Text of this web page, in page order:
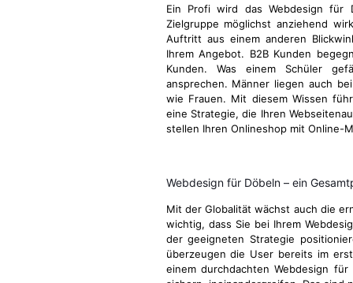
Ein Profi wird das Webdesign
Zielgruppe möglichst anziehend
Auftritt aus einem anderen
Ihrem Angebot. B2B Kunden
Kunden. Was einem Schüler
ansprechen. Männer liegen auch
wie Frauen. Mit diesem Wissen
eine Strategie, die Ihren
stellen Ihren Onlineshop mit Online-
Webdesign für Döbeln – ein
Mit der Globalität wächst auch die
wichtig, dass Sie bei Ihrem
der geeigneten Strategie
überzeugen die User bereits im
einem durchdachten Webdesign